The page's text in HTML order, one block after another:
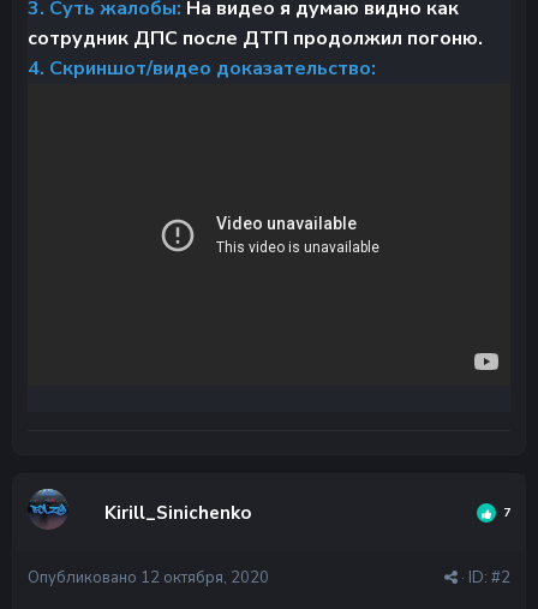
3. Суть жалобы: На видео я думаю видно как
сотрудник ДПС после ДТП продолжил погоню.
4. Скриншот/видео доказательство:
Kirill_Sinichenko 7
· ID: #2
Опубликовано 12 октября, 2020